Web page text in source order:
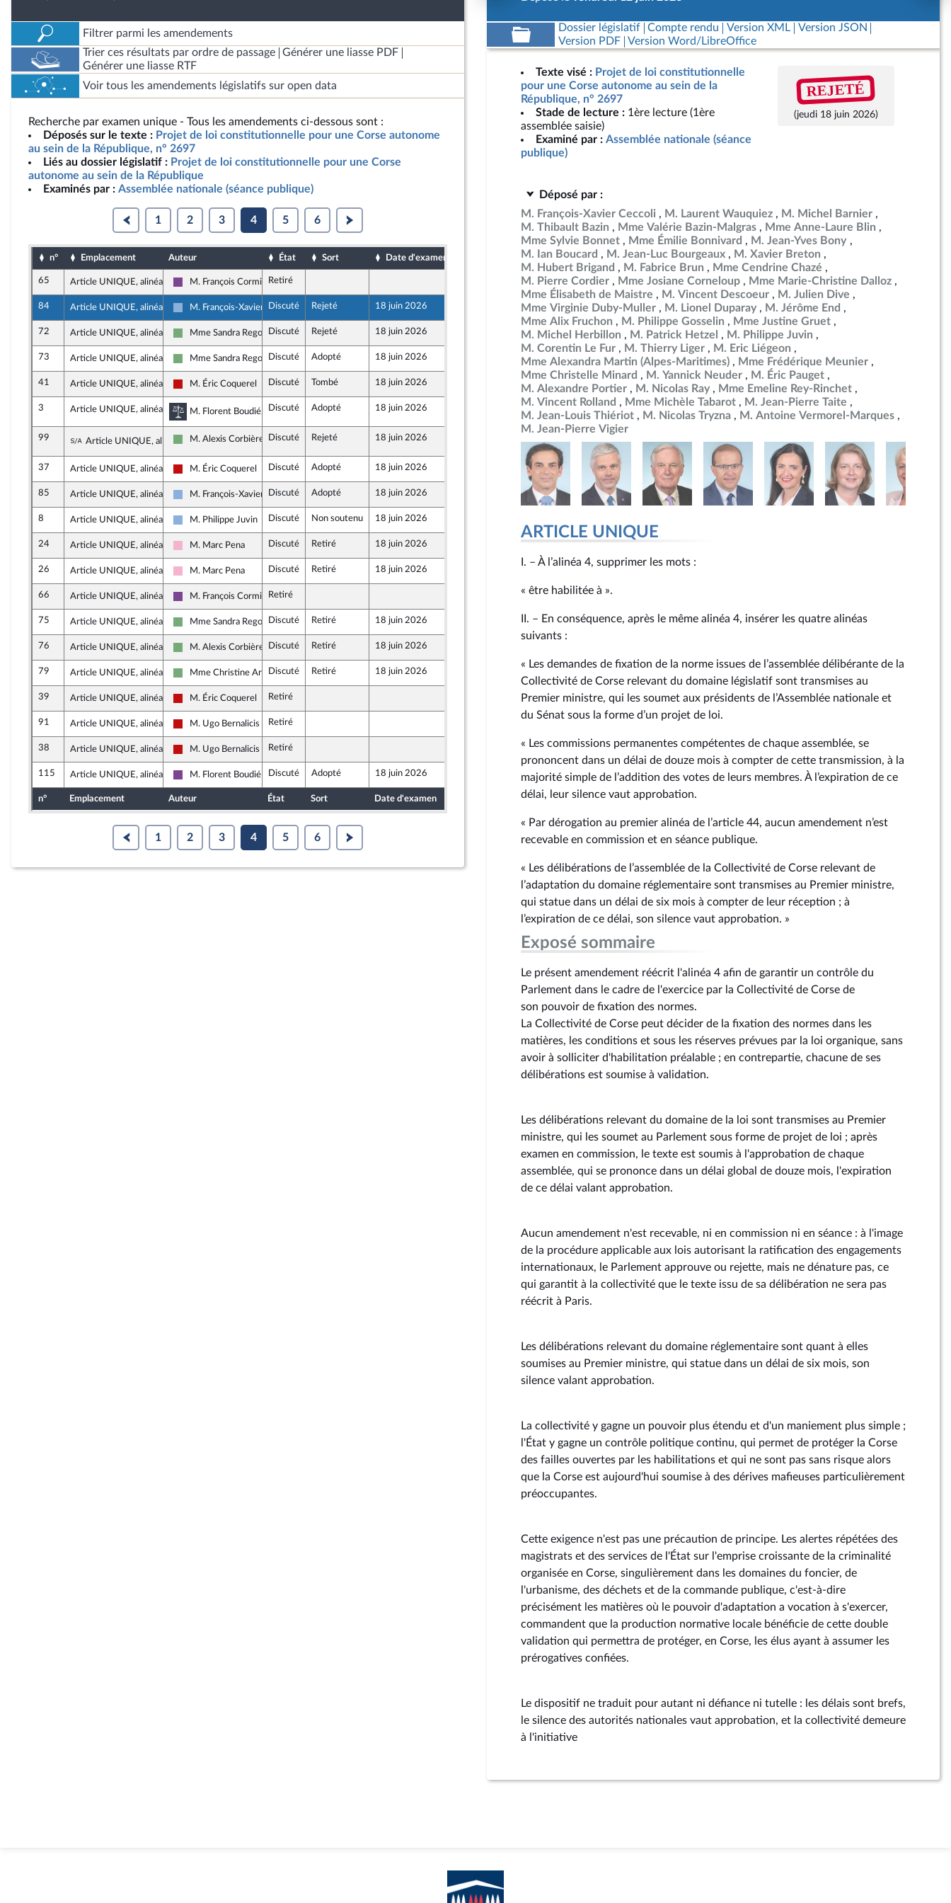
Filtrer parmi les amendements
Trier ces résultats par ordre de passage
Générer une liasse PDF
Générer une liasse RTF
Voir tous les amendements législatifs sur open data
Recherche par examen unique - Tous les amendements ci-dessous sont :
Déposés sur le texte : Projet de loi constitutionnelle pour une Corse autonome
au sein de la République, n° 2697
Liés au dossier législatif : Projet de loi constitutionnelle pour une Corse
autonome au sein de la République
Examinés par : Assemblée nationale (séance publique)
1 2 3 4 5 6
n° Emplacement Auteur État Sort Date d'examen Date de dépôt
65 Article UNIQUE, alinéa 4
Ensemble pour la République
M. François Cormier-Bouligeon
Retiré
84 Article UNIQUE, alinéa 4
Droite Républicaine
M. François-Xavier Ceccoli
Discuté Rejeté 18 juin 2026
72 Article UNIQUE, alinéa 4
Écologiste et Social
Mme Sandra Regol Discuté Rejeté 18 juin 2026
73 Article UNIQUE, alinéa 4
Écologiste et Social
Mme Sandra Regol Discuté Adopté 18 juin 2026
41 Article UNIQUE, alinéa 5
La France insoumise - Nouveau Front Populaire
M. Éric Coquerel Discuté Tombé 18 juin 2026
3 Article UNIQUE, alinéa 4 Commission des lois constitutionnelles, de la législation et de l'administration générale de la République
M. Florent Boudié, rapporteur de la commission des lois
Discuté Adopté 18 juin 2026
99 Sous-amendement de l'amendement n°3
Article UNIQUE, alinéa 4Écologiste et Social
M. Alexis Corbière Discuté Rejeté 18 juin 2026
37 Article UNIQUE, alinéa 4
La France insoumise - Nouveau Front Populaire
M. Éric Coquerel Discuté Adopté 18 juin 2026
85 Article UNIQUE, alinéa 4
Droite Républicaine
M. François-Xavier Ceccoli
Discuté Adopté 18 juin 2026
8 Article UNIQUE, alinéa 4
Droite Républicaine
M. Philippe Juvin Discuté Non soutenu 18 juin 2026
24 Article UNIQUE, alinéa 5
Socialistes et apparentés
M. Marc Pena Discuté Retiré 18 juin 2026
26 Article UNIQUE, alinéa 6
Socialistes et apparentés
M. Marc Pena Discuté Retiré 18 juin 2026
66 Article UNIQUE, alinéa 4
Ensemble pour la République
M. François Cormier-Bouligeon
Retiré
75 Article UNIQUE, alinéa 4
Écologiste et Social
Mme Sandra Regol Discuté Retiré 18 juin 2026
76 Article UNIQUE, alinéa 4
Écologiste et Social
M. Alexis Corbière Discuté Retiré 18 juin 2026
79 Article UNIQUE, alinéa 4
Écologiste et Social
Mme Christine ArrighiDiscuté Retiré 18 juin 2026
39 Article UNIQUE, alinéa 4
La France insoumise - Nouveau Front Populaire
M. Éric Coquerel Retiré
91 Article UNIQUE, alinéa 4
La France insoumise - Nouveau Front Populaire
M. Ugo Bernalicis Retiré
38 Article UNIQUE, alinéa 4
La France insoumise - Nouveau Front Populaire
M. Ugo Bernalicis Retiré
115 Article UNIQUE, alinéa 5
Ensemble pour la République
M. Florent Boudié Discuté Adopté 18 juin 2026
n° Emplacement Auteur État Sort Date d'examen
1 2 3 4 5 6
Dossier législatif Compte rendu Version XML
Version JSON
Version PDF
Version Word/LibreOffice
Texte visé : Projet de loi constitutionnelle
pour une Corse autonome au sein de la
République, n° 2697
Stade de lecture : 1ère lecture (1ère
assemblée saisie)
Examiné par : Assemblée nationale (séance
publique)
REJETÉ
(jeudi 18 juin 2026)
Déposé par :
M. François-Xavier Ceccoli
M. Laurent Wauquiez
M. Michel Barnier
M. Thibault Bazin
Mme Valérie Bazin-Malgras
Mme Anne-Laure Blin
Mme Sylvie Bonnet
Mme Émilie Bonnivard
M. Jean-Yves Bony
M. Ian Boucard
M. Jean-Luc Bourgeaux
M. Xavier Breton
M. Hubert Brigand
M. Fabrice Brun
Mme Cendrine Chazé
M. Pierre Cordier
Mme Josiane Corneloup
Mme Marie-Christine Dalloz
Mme Élisabeth de Maistre
M. Vincent Descoeur
M. Julien Dive
Mme Virginie Duby-Muller
M. Lionel Duparay
M. Jérôme End
Mme Alix Fruchon
M. Philippe Gosselin
Mme Justine Gruet
M. Michel Herbillon
M. Patrick Hetzel
M. Philippe Juvin
M. Corentin Le Fur
M. Thierry Liger
M. Eric Liégeon
Mme Alexandra Martin (Alpes-Maritimes)
Mme Frédérique Meunier
Mme Christelle Minard
M. Yannick Neuder
M. Éric Pauget
M. Alexandre Portier
M. Nicolas Ray
Mme Emeline Rey-Rinchet
M. Vincent Rolland
Mme Michèle Tabarot
M. Jean-Pierre Taite
M. Jean-Louis Thiériot
M. Nicolas Tryzna
M. Antoine Vermorel-Marques
M. Jean-Pierre Vigier
ARTICLE UNIQUE
I. – À l’alinéa 4, supprimer les mots :
« être habilitée à ».
II. – En conséquence, après le même alinéa 4, insérer les quatre alinéas
suivants :
« Les demandes de fixation de la norme issues de l’assemblée délibérante de la
Collectivité de Corse relevant du domaine législatif sont transmises au
Premier ministre, qui les soumet aux présidents de l’Assemblée nationale et
du Sénat sous la forme d’un projet de loi.
« Les commissions permanentes compétentes de chaque assemblée, se
prononcent dans un délai de douze mois à compter de cette transmission, à la
majorité simple de l’addition des votes de leurs membres. À l’expiration de ce
délai, leur silence vaut approbation.
« Par dérogation au premier alinéa de l’article 44, aucun amendement n’est
recevable en commission et en séance publique.
« Les délibérations de l’assemblée de la Collectivité de Corse relevant de
l’adaptation du domaine réglementaire sont transmises au Premier ministre,
qui statue dans un délai de six mois à compter de leur réception ; à
l’expiration de ce délai, son silence vaut approbation. »
Exposé sommaire
Le présent amendement réécrit l'alinéa 4 afin de garantir un contrôle du
Parlement dans le cadre de l'exercice par la Collectivité de Corse de
son pouvoir de fixation des normes.
La Collectivité de Corse peut décider de la fixation des normes dans les
matières, les conditions et sous les réserves prévues par la loi organique, sans
avoir à solliciter d'habilitation préalable ; en contrepartie, chacune de ses
délibérations est soumise à validation.
Les délibérations relevant du domaine de la loi sont transmises au Premier
ministre, qui les soumet au Parlement sous forme de projet de loi ; après
examen en commission, le texte est soumis à l'approbation de chaque
assemblée, qui se prononce dans un délai global de douze mois, l'expiration
de ce délai valant approbation.
Aucun amendement n'est recevable, ni en commission ni en séance : à l'image
de la procédure applicable aux lois autorisant la ratification des engagements
internationaux, le Parlement approuve ou rejette, mais ne dénature pas, ce
qui garantit à la collectivité que le texte issu de sa délibération ne sera pas
réécrit à Paris.
Les délibérations relevant du domaine réglementaire sont quant à elles
soumises au Premier ministre, qui statue dans un délai de six mois, son
silence valant approbation.
La collectivité y gagne un pouvoir plus étendu et d'un maniement plus simple ;
l'État y gagne un contrôle politique continu, qui permet de protéger la Corse
des failles ouvertes par les habilitations et qui ne sont pas sans risque alors
que la Corse est aujourd'hui soumise à des dérives mafieuses particulièrement
préoccupantes.
Cette exigence n'est pas une précaution de principe. Les alertes répétées des
magistrats et des services de l'État sur l'emprise croissante de la criminalité
organisée en Corse, singulièrement dans les domaines du foncier, de
l'urbanisme, des déchets et de la commande publique, c'est-à-dire
précisément les matières où le pouvoir d'adaptation a vocation à s'exercer,
commandent que la production normative locale bénéficie de cette double
validation qui permettra de protéger, en Corse, les élus ayant à assumer les
prérogatives confiées.
Le dispositif ne traduit pour autant ni défiance ni tutelle : les délais sont brefs,
le silence des autorités nationales vaut approbation, et la collectivité demeure
à l'initiative